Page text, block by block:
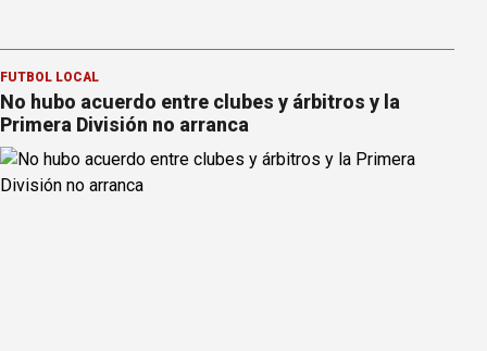
FÚTBOL LOCAL
No hubo acuerdo entre clubes y árbitros y la
Primera División no arranca